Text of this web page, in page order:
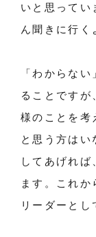
いと思ってい
ん聞きに行く
「わからな
ることですが
様のことを考
と思う方はい
してあげれ
ます。これ
リーダーとし